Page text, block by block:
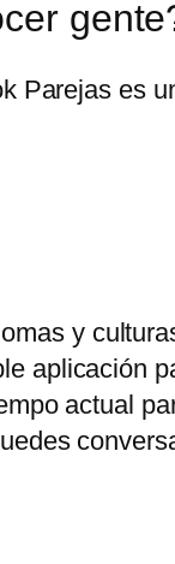
Parejas es
y
aplicación
actual